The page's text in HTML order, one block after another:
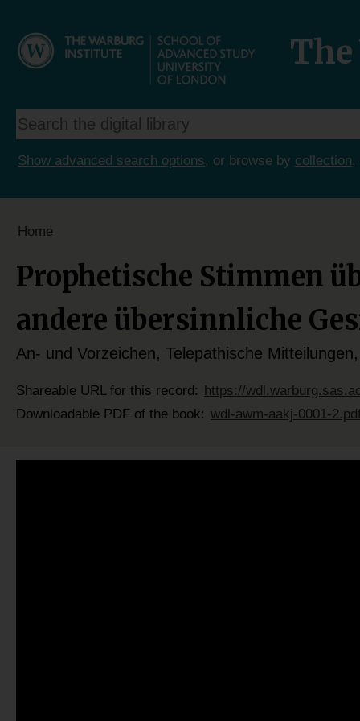
Show advanced search options, or browse by collection,
Home
Prophetische Stimmen
andere übersinnliche
An- und Vorzeichen, Telepathische
Shareable URL for this record:
https://
Downloadable PDF of the book: wdl-awm-aakj-0001-